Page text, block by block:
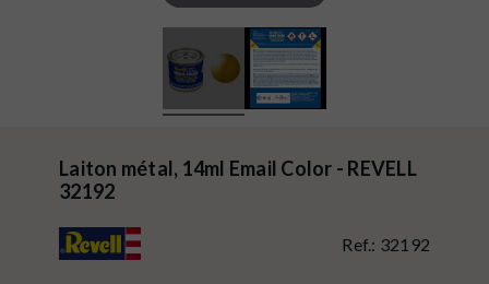
Laiton métal, 14ml Email Color - REVELL
32192
Ref.: 32192